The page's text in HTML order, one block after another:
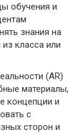
обучения и
знания на
класса или
(AR)
материалы,
концепции и
с
сторон и